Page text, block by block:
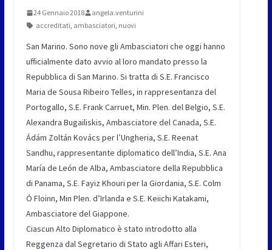
24 Gennaio 2018
angela.venturini
accreditati, ambasciatori, nuovi
San Marino. Sono nove gli Ambasciatori che oggi hanno
ufficialmente dato avvio al loro mandato presso la
Repubblica di San Marino. Si tratta di S.E. Francisco
Maria de Sousa Ribeiro Telles, in rappresentanza del
Portogallo, S.E. Frank Carruet, Min. Plen. del Belgio, S.E.
Alexandra Bugailiskis, Ambasciatore del Canada, S.E.
Ádám Zoltán Kovács per l’Ungheria, S.E. Reenat
Sandhu, rappresentante diplomatico dell’India, S.E. Ana
María de León de Alba, Ambasciatore della Repubblica
di Panama, S.E. Fayiz Khouri per la Giordania, S.E. Colm
Ó Floinn, Min Plen. d’Irlanda e S.E. Keiichi Katakami,
Ambasciatore del Giappone.
Ciascun Alto Diplomatico è stato introdotto alla
Reggenza dal Segretario di Stato agli Affari Esteri,